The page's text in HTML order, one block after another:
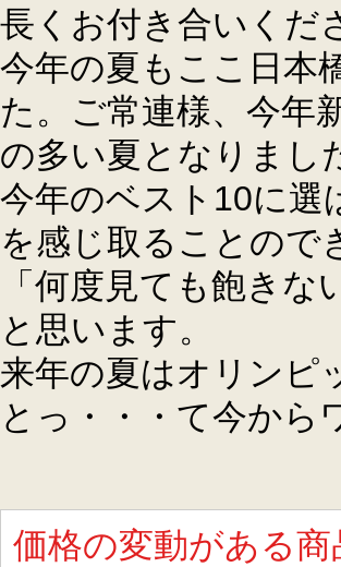
長くお付き合いくだ
今年の夏もここ日本
た。ご常連様、今年
の多い夏となりまし
今年のベスト10に選
を感じ取ることので
「何度見ても飽き
と思います。
来年の夏はオリンピ
とっ・・・て今から
価格の変動がある